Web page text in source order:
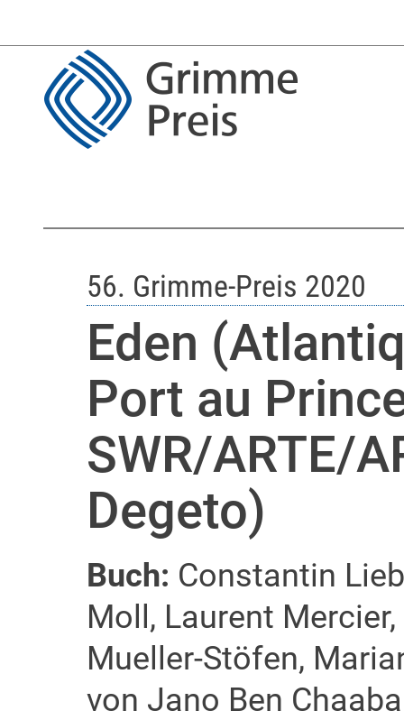
56. Grimme-Preis 2020
Eden
Port au
SWR/ARTE/
Degeto)
Buch: Constantin
Moll, Laurent
Mueller-Stöfen,
von Jano Ben